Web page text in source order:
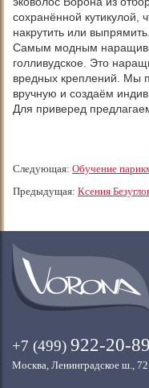
сохранённой кутикулой,
накрутить или выпрямить.
Самым модным
голливудское. Это
вредных креплений. Мы
вручную и создаём
Для приверед
Следующая: Обучение
Предыдущая: Ксения
+7 (499) 922-20-89
Москва, Ленинградское ш., 72